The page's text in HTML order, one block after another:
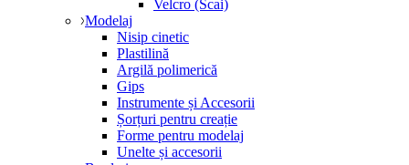
Velcro (Scai)
Modelaj
Nisip cinetic
Plastilină
Argilă polimerică
Gips
Instrumente și Accesorii
Șorțuri pentru creație
Forme pentru modelaj
Unelte și accesorii